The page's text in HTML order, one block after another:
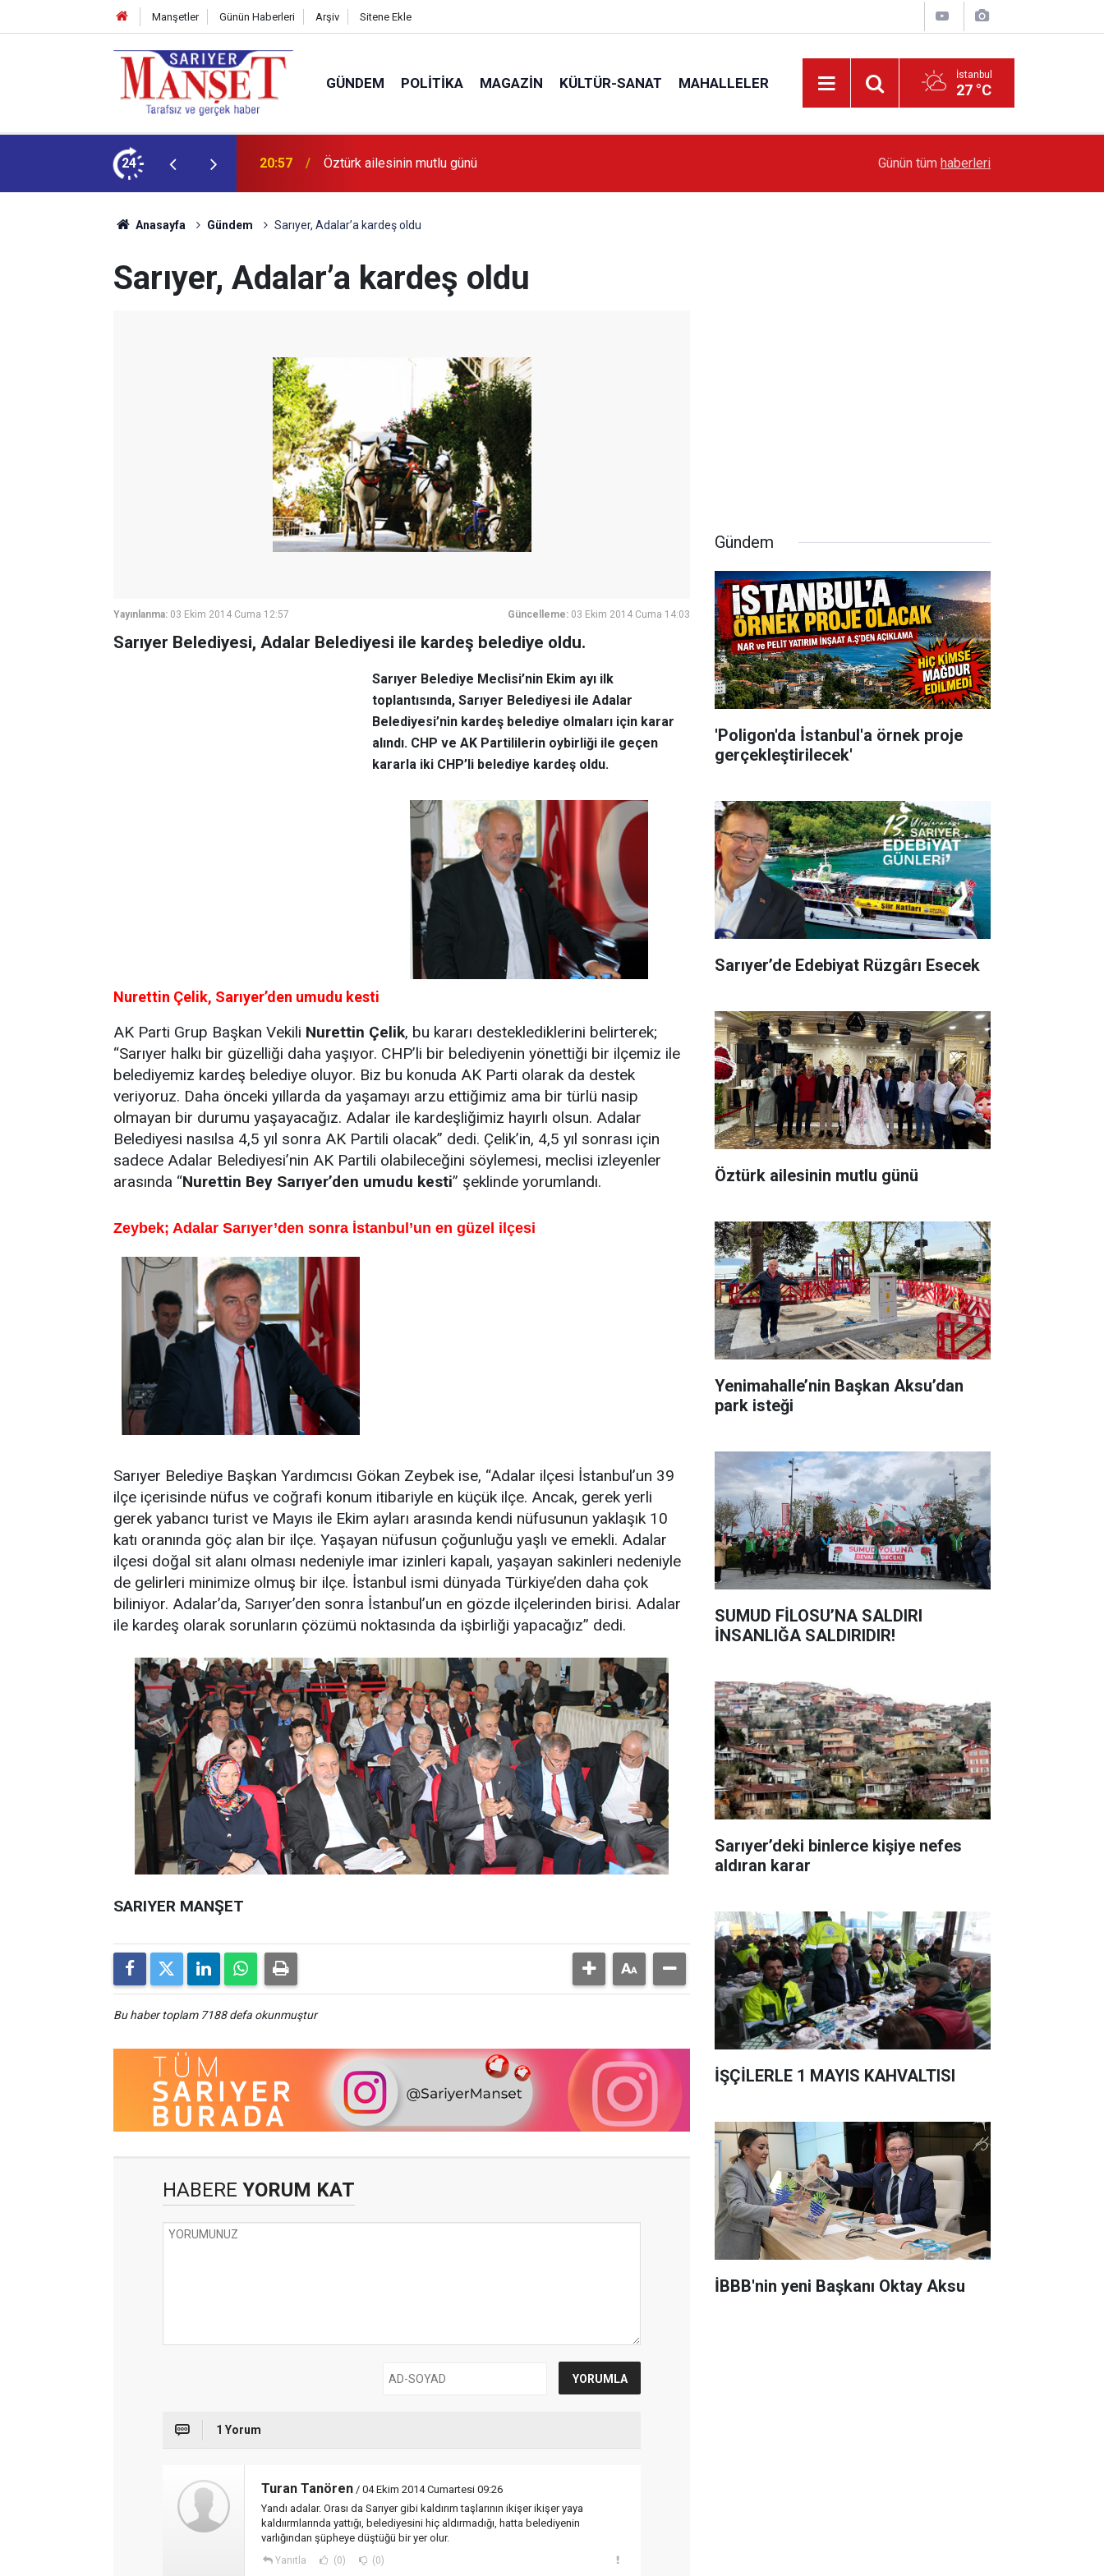
Manşetler Günün Haberleri Arşiv Sitene Ekle
GÜNDEM POLITIKA MAGAZIN KÜLTÜR-SANAT MAHALLELER İstanbul
27 °C
24 20:57 Öztürk ailesinin mutlu günü Yenimahalle’nin Başkan Aksu’dan park isteği
Günün tüm haberleri
Anasayfa Gündem Sarıyer, Adalar’a kardeş oldu
Sarıyer, Adalar’a kardeş oldu
Yayınlanma: 03 Ekim 2014 Cuma 12:57 Güncelleme: 03 Ekim 2014 Cuma 14:03
Sarıyer Belediyesi, Adalar Belediyesi ile kardeş belediye oldu.
Sarıyer Belediye Meclisi’nin Ekim ayı ilk
toplantısında, Sarıyer Belediyesi ile Adalar
Belediyesi’nin kardeş belediye olmaları için karar
alındı. CHP ve AK Partililerin oybirliği ile geçen
kararla iki CHP’li belediye kardeş oldu.
Nurettin Çelik, Sarıyer’den umudu kesti
AK Parti Grup Başkan Vekili Nurettin Çelik, bu kararı desteklediklerini belirterek;
“Sarıyer halkı bir güzelliği daha yaşıyor. CHP’li bir belediyenin yönettiği bir ilçemiz ile
belediyemiz kardeş belediye oluyor. Biz bu konuda AK Parti olarak da destek
veriyoruz. Daha önceki yıllarda da yaşamayı arzu ettiğimiz ama bir türlü nasip
olmayan bir durumu yaşayacağız. Adalar ile kardeşliğimiz hayırlı olsun. Adalar
Belediyesi nasılsa 4,5 yıl sonra AK Partili olacak” dedi. Çelik’in, 4,5 yıl sonrası için
sadece Adalar Belediyesi’nin AK Partili olabileceğini söylemesi, meclisi izleyenler
arasında “Nurettin Bey Sarıyer’den umudu kesti” şeklinde yorumlandı.
Zeybek; Adalar Sarıyer’den sonra İstanbul’un en güzel ilçesi
Sarıyer Belediye Başkan Yardımcısı Gökan Zeybek ise, “Adalar ilçesi İstanbul’un 39
ilçe içerisinde nüfus ve coğrafi konum itibariyle en küçük ilçe. Ancak, gerek yerli
gerek yabancı turist ve Mayıs ile Ekim ayları arasında kendi nüfusunun yaklaşık 10
katı oranında göç alan bir ilçe. Yaşayan nüfusun çoğunluğu yaşlı ve emekli. Adalar
ilçesi doğal sit alanı olması nedeniyle imar izinleri kapalı, yaşayan sakinleri nedeniyle
de gelirleri minimize olmuş bir ilçe. İstanbul ismi dünyada Türkiye’den daha çok
biliniyor. Adalar’da, Sarıyer’den sonra İstanbul’un en gözde ilçelerinden birisi. Adalar
ile kardeş olarak sorunların çözümü noktasında da işbirliği yapacağız” dedi.
SARIYER MANŞET
Bu haber toplam 7188 defa okunmuştur
HABERE YORUM KAT
1 Yorum
Turan Tanören / 04 Ekim 2014 Cumartesi 09:26
Yandı adalar. Orası da Sarıyer gibi kaldırım taşlarının ikişer ikişer yaya
kaldıırmlarında yattığı, belediyesini hiç aldırmadığı, hatta belediyenin
varlığından şüpheye düştüğü bir yer olur.
Yanıtla (0) (0)
Gündem
'Poligon'da İstanbul'a örnek proje
gerçekleştirilecek'
Sarıyer’de Edebiyat Rüzgârı Esecek
Öztürk ailesinin mutlu günü
Yenimahalle’nin Başkan Aksu’dan
park isteği
SUMUD FİLOSU’NA SALDIRI
İNSANLIĞA SALDIRIDIR!
Sarıyer’deki binlerce kişiye nefes
aldıran karar
İŞÇİLERLE 1 MAYIS KAHVALTISI
İBBB'nin yeni Başkanı Oktay Aksu